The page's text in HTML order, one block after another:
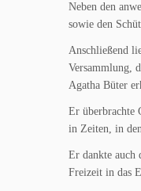
Neben den
sowie den
Anschließend
Versammlung,
Agatha Büter
Er überbrachte
in Zeiten, in
Er dankte auch
Freizeit in das